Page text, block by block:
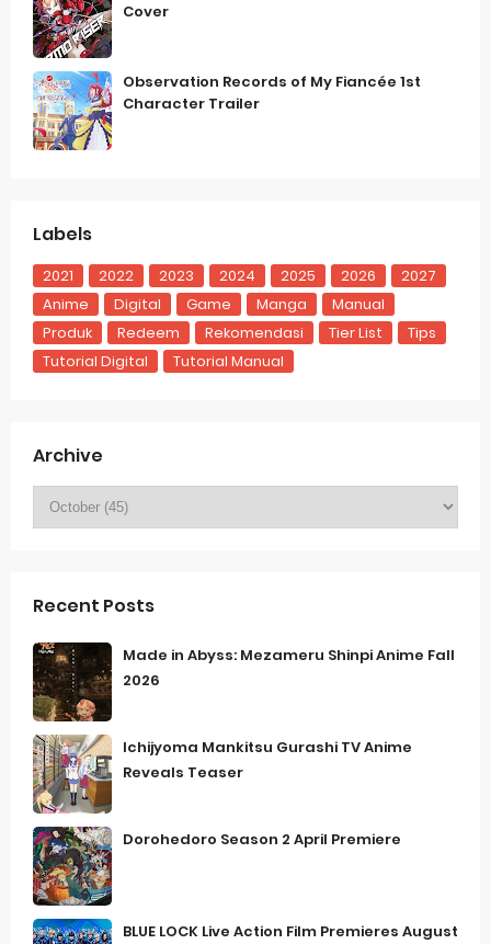
Cover
Observation Records of My Fiancée 1st
Character Trailer
Labels
2021 2022 2023 2024 2025 2026
2027
Anime
Digital Game Manga
Manual
Produk
Redeem Rekomendasi Tier List
Tips
Tutorial Digital
Tutorial Manual
Archive
Recent Posts
Made in Abyss: Mezameru Shinpi Anime Fall
2026
Ichijyoma Mankitsu Gurashi TV Anime
Reveals Teaser
Dorohedoro Season 2 April Premiere
BLUE LOCK Live Action Film Premieres August